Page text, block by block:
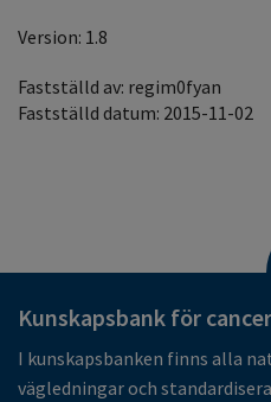
Version: 1.8
Fastställd av: regim0fyan
Fastställd datum: 2015-11-02
Kunskapsbank för
I kunskapsbanken finns alla
vägledningar och